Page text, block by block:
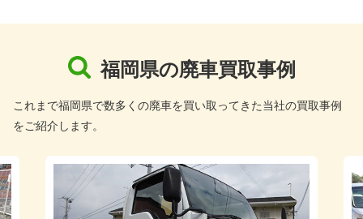
福岡県の廃車買取事例
これまで福岡県で数多くの廃車を買い取ってきた当社の買取事例
をご紹介します。